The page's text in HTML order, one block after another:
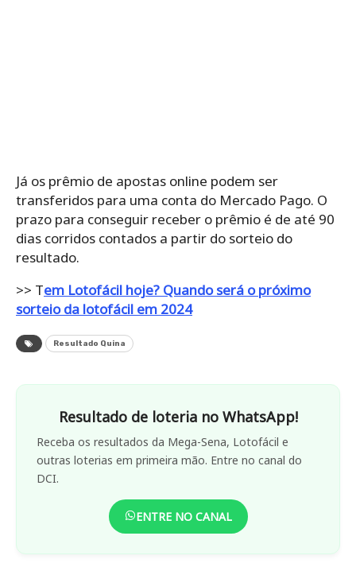
Já os prêmio de apostas online podem ser
transferidos para uma conta do Mercado Pago. O
prazo para conseguir receber o prêmio é de até 90
dias corridos contados a partir do sorteio do
resultado.
>> Tem Lotofácil hoje? Quando será o próximo
sorteio da lotofácil em 2024
Resultado Quina
Resultado de loteria no WhatsApp!
Receba os resultados da Mega-Sena, Lotofácil e
outras loterias em primeira mão. Entre no canal do
DCI.
ENTRE NO CANAL